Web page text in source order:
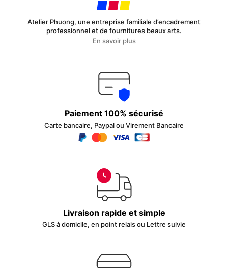
produit
Atelier Phuong, une entreprise familiale d’encadrement
professionnel et de fournitures beaux arts.
En savoir plus
Paiement 100% sécurisé
Carte bancaire, Paypal ou Virement Bancaire
Livraison rapide et simple
GLS à domicile, en point relais ou Lettre suivie